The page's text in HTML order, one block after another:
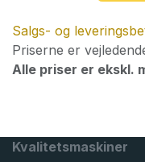
Salgs- og
Priserne er
Alle priser er ekskl.
Kvalitetsmaskiner